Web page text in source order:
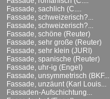
Fassade, sachlich (C....
Fassade, schweizerisch?...
Fassade, schweizerisch?...
Fassade, schöne (Reuter)
Fassade, sehr große (Reuter)
Fassade, sehr klein (JURI)
Fassade, spanische (Reuter)
Fassade, uhr-ig (Engel)
Fassade, unsymmetrisch (BKF...
Fassade, unzäunt (Karl Louis...
Fassaden-Aufschichtung...